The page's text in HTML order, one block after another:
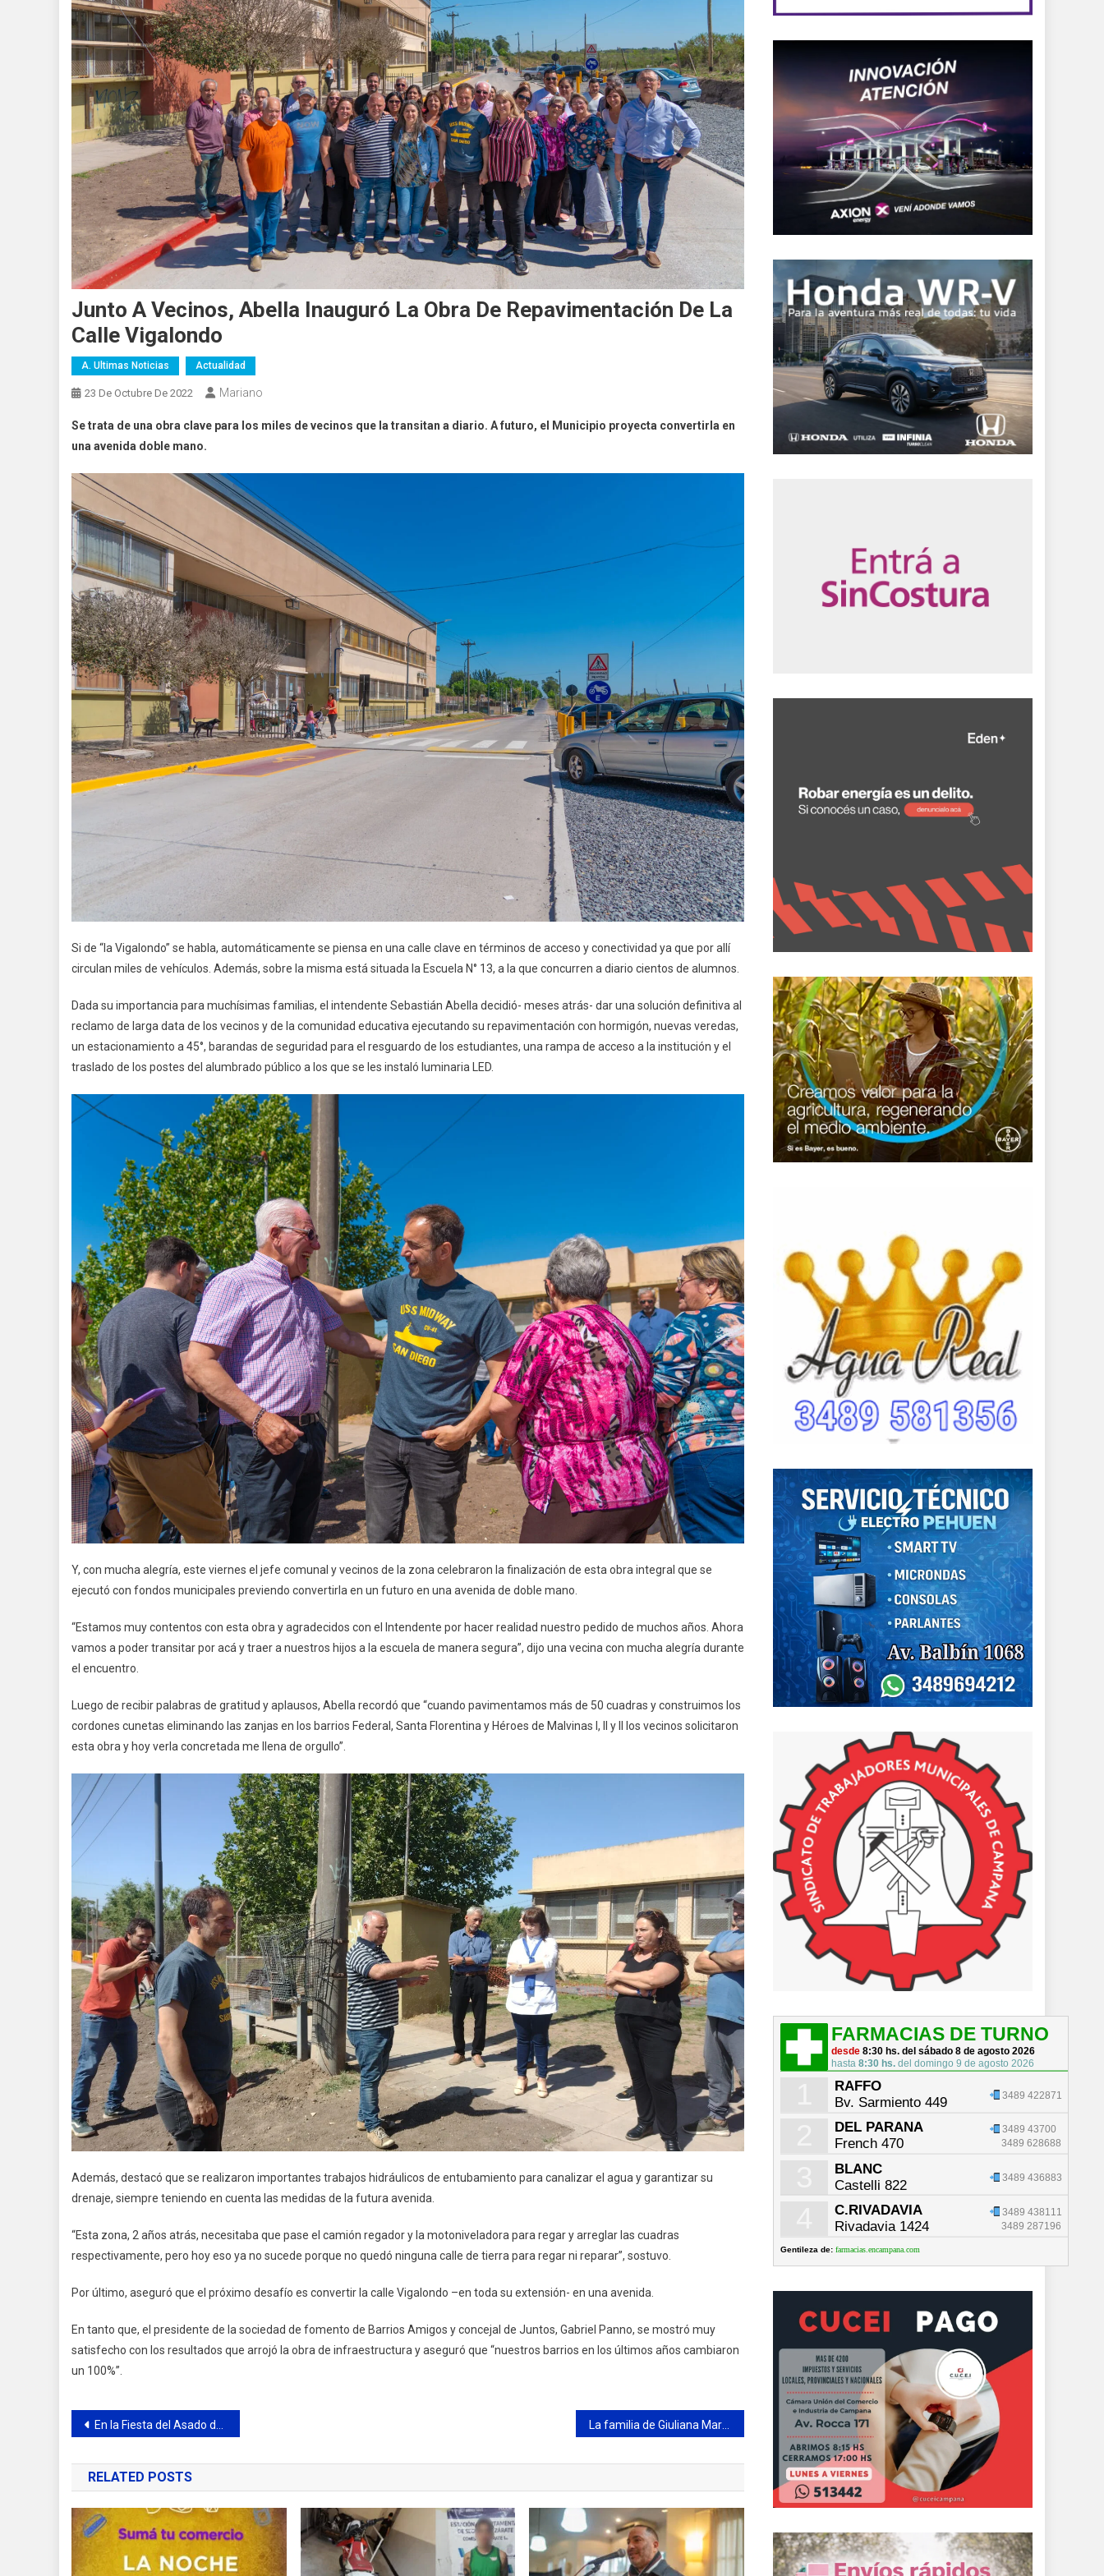
Junto A Vecinos, Abella Inauguró La Obra De Repavimentación De La
Calle Vigalondo
A. Ultimas Noticias Actualidad
23 De Octubre De 2022 Mariano
Se trata de una obra clave para los miles de vecinos que la transitan a diario. A futuro, el Municipio proyecta convertirla en
una avenida doble mano.
Si de “la Vigalondo” se habla, automáticamente se piensa en una calle clave en términos de acceso y conectividad ya que por allí
circulan miles de vehículos. Además, sobre la misma está situada la Escuela N° 13, a la que concurren a diario cientos de alumnos.
Dada su importancia para muchísimas familias, el intendente Sebastián Abella decidió- meses atrás- dar una solución definitiva al
reclamo de larga data de los vecinos y de la comunidad educativa ejecutando su repavimentación con hormigón, nuevas veredas,
un estacionamiento a 45°, barandas de seguridad para el resguardo de los estudiantes, una rampa de acceso a la institución y el
traslado de los postes del alumbrado público a los que se les instaló luminaria LED.
Y, con mucha alegría, este viernes el jefe comunal y vecinos de la zona celebraron la finalización de esta obra integral que se
ejecutó con fondos municipales previendo convertirla en un futuro en una avenida de doble mano.
“Estamos muy contentos con esta obra y agradecidos con el Intendente por hacer realidad nuestro pedido de muchos años. Ahora
vamos a poder transitar por acá y traer a nuestros hijos a la escuela de manera segura”, dijo una vecina con mucha alegría durante
el encuentro.
Luego de recibir palabras de gratitud y aplausos, Abella recordó que “cuando pavimentamos más de 50 cuadras y construimos los
cordones cunetas eliminando las zanjas en los barrios Federal, Santa Florentina y Héroes de Malvinas I, II y II los vecinos solicitaron
esta obra y hoy verla concretada me llena de orgullo”.
Además, destacó que se realizaron importantes trabajos hidráulicos de entubamiento para canalizar el agua y garantizar su
drenaje, siempre teniendo en cuenta las medidas de la futura avenida.
“Esta zona, 2 años atrás, necesitaba que pase el camión regador y la motoniveladora para regar y arreglar las cuadras
respectivamente, pero hoy eso ya no sucede porque no quedó ninguna calle de tierra para regar ni reparar”, sostuvo.
Por último, aseguró que el próximo desafío es convertir la calle Vigalondo –en toda su extensión- en una avenida.
En tanto que, el presidente de la sociedad de fomento de Barrios Amigos y concejal de Juntos, Gabriel Panno, se mostró muy
satisfecho con los resultados que arrojó la obra de infraestructura y aseguró que “nuestros barrios en los últimos años cambiaron
un 100%”.
Navegación
de
entradas
En la Fiesta del Asado de Tira habrá clases magistrales sobre gastronomía La familia de Giuliana Martinez se movilizó en pedido por su aparición
RELATED POSTS
FARMACIAS DE TURNO
desde 8:30 hs. del sábado 8 de agosto 2026
hasta 8:30 hs.del domingo 9 de agosto 2026
RAFFO
Bv. Sarmiento 449
3489 422871
DEL PARANA
French 470
3489 43700
3489 628688
BLANC
Castelli 822
3489 436883
C.RIVADAVIA
Rivadavia 1424
3489 438111
3489 287196
Gentileza de: farmacias.encampana.com